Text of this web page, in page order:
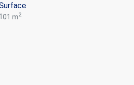
101 m2